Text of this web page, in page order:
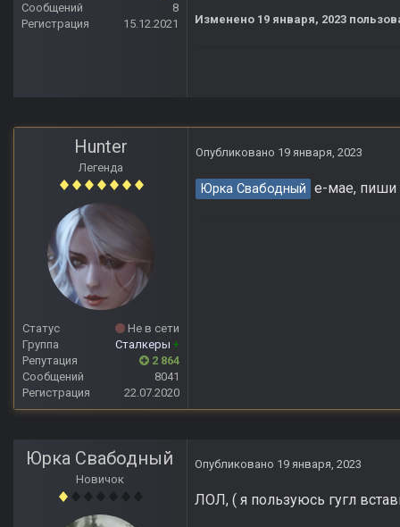
Сообщений
8
Регистрация
15.12.2021 Изменено 19 января, 2023
Hunter
Легенда
Статус
Не в сети
Группа
Сталкеры +
Репутация
2 864
Сообщений
8041
Регистрация
22.07.2020
Опубликовано 19 января, 2023
Юрка Свабодный е-мае, пиши
Юрка Свабодный
Новичок
Опубликовано 19 января, 2023
ЛОЛ, ( я пользуюсь гугл